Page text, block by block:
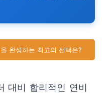
완성하는 최고의 선택은?
대비 합리적인 연비